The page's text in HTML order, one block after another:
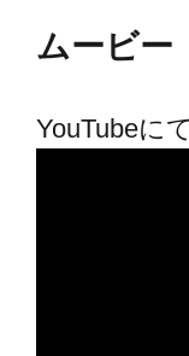
立ててくだ
・パーツ修
https://
ムービー
YouTubeに